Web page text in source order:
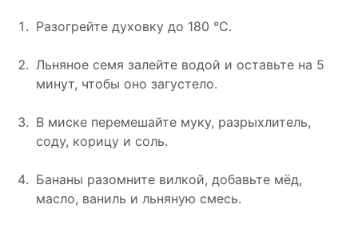
Разогрейте духовку до 180 °C.
Льняное семя залейте водой и оставьте на 5
минут, чтобы оно загустело.
В миске перемешайте муку, разрыхлитель,
соду, корицу и соль.
Бананы разомните вилкой, добавьте мёд,
масло, ваниль и льняную смесь.